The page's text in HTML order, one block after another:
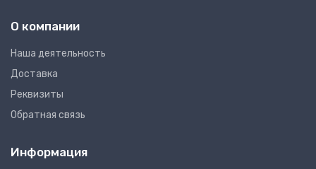
О компании
Наша деятельность
Доставка
Реквизиты
Обратная связь
Информация